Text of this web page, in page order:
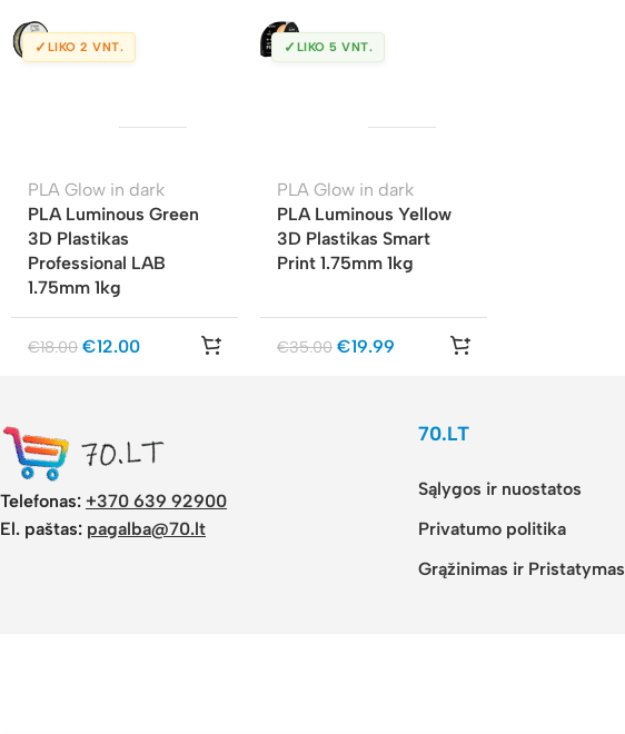
✓ LIKO 2 VNT.
PLA Glow in dark
PLA Luminous Green
3D Plastikas
Professional LAB
1.75mm 1kg
€18.00 €12.00
✓ LIKO 5 VNT.
PLA Glow in dark
PLA Luminous Yellow
3D Plastikas Smart
Print 1.75mm 1kg
€35.00 €19.99
Telefonas: +370 639 92900
El. paštas: pagalba@70.lt
70.LT
Sąlygos ir nuostatos
Privatumo politika
Grąžinimas ir Pristatymas